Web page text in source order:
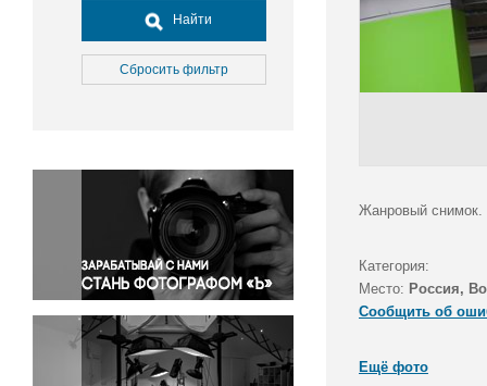
Досуг, туризм и отдых
Культура
Медицина
Окружающая среда
Политика
Правосудие
Происшествия и конфликты
Религия
Светская жизнь
Спорт
Экология
Найти
Сбросить фильтр
Жанровый снимок.
Категория:
Место: Россия,
Сообщить об
Ещё фото